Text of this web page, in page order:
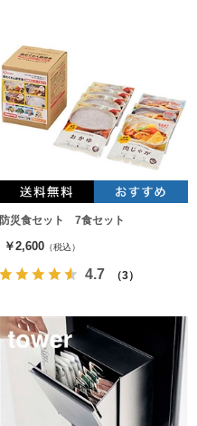
防災食セット 7食セット
￥2,600 （税込）
4.7 （3）